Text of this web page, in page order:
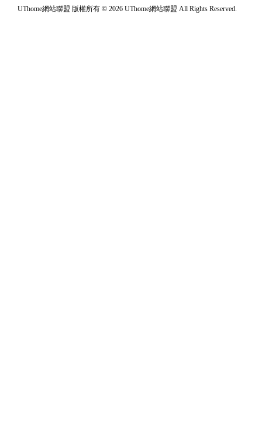
UThome網站聯盟 版權所有 © 2026 UThome網站聯盟 All Rights Reserved.